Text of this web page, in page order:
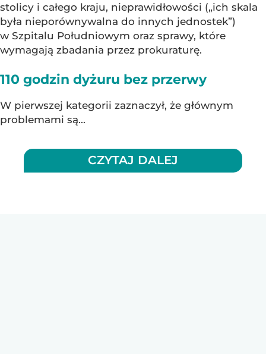
stolicy i całego kraju, nieprawidłowości („ich skala
była nieporównywalna do innych jednostek”)
w Szpitalu Południowym oraz sprawy, które
wymagają zbadania przez prokuraturę.
110 godzin dyżuru bez przerwy
W pierwszej kategorii zaznaczył, że głównym
problemami są...
CZYTAJ DALEJ